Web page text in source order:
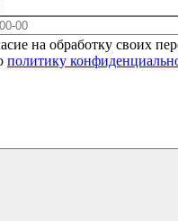
на обработку своих
политику